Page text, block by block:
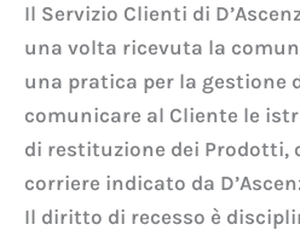
Il Servizio Clienti di
una volta ricevuta la
una pratica per la gestione
comunicare al Cliente le
di restituzione dei Prodotti,
corriere indicato da
Il diritto di recesso è